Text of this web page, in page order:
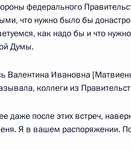
школы имени
15:10 Санкт-Петербург
Совета
федерального
что нужно было бы
как надо бы и что
Думы.
Валентина Ивановна
коллеги из
даже после этих встреч,
Я в вашем распоряжении.